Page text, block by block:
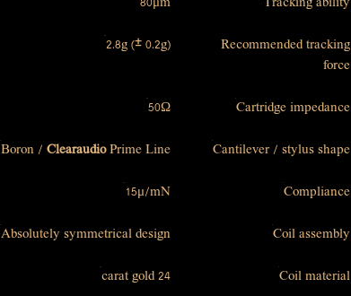
Tracking ability
80μm
Recommended tracking
force
2.8g (± 0.2g)
Cartridge impedance
50Ω
Cantilever / stylus shape
Boron /ClearaudioPrime Line
Compliance
15μ/mN
Coil assembly
Absolutely symmetrical design
Coil material
24 carat gold